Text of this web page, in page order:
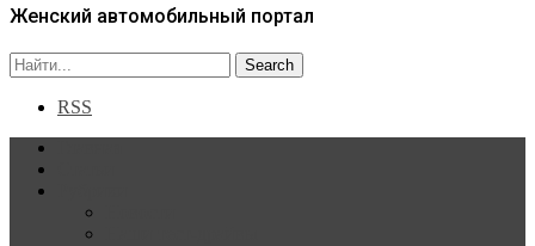
Женский автомобильный портал
RSS